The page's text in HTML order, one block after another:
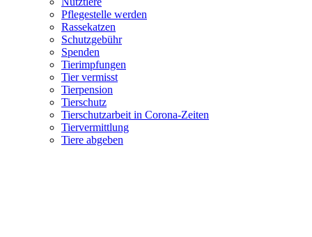
Pflegestelle werden
Rassekatzen
Schutzgebühr
Spenden
Tierimpfungen
Tier vermisst
Tierpension
Tierschutz
Tierschutzarbeit in Corona-Zeiten
Tiervermittlung
Tiere abgeben